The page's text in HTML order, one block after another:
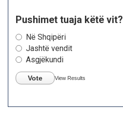
Pushimet tuaja këtë vit?
Në Shqipëri
Jashtë vendit
Asgjëkundi
Vote View Results